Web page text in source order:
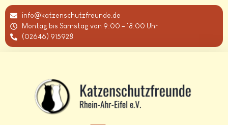
info@katzenschutzfreunde.de
Montag bis Samstag von 9:00 – 18:00 Uhr
(02646) 915928